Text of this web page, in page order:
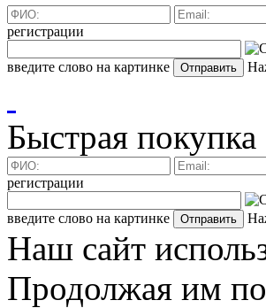
регистрации
введите слово на картинке
Быстрая покупка
регистрации
введите слово на картинке
Наш сайт
Продолжая им